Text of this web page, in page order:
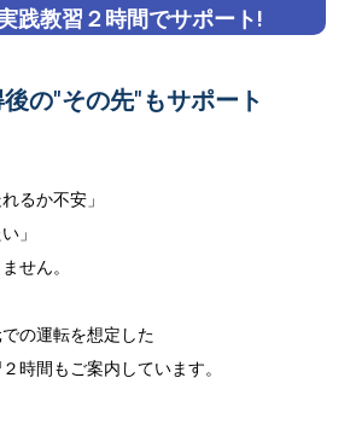
践教習２時間でサポート!
の"その先"もサポート
るか不安」
」
せん。
の運転を想定した
時間 もご案内しています。